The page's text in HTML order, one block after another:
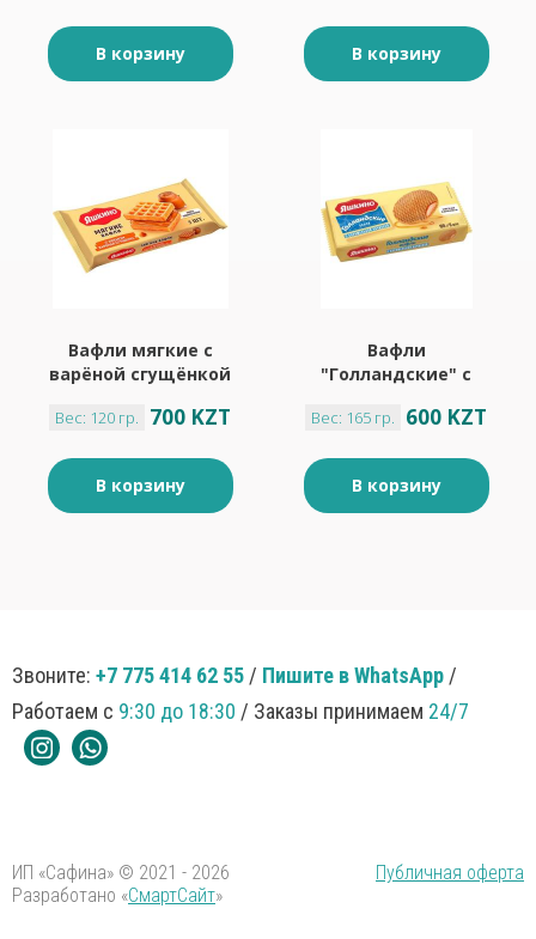
В корзину В корзину
Вафли мягкие с
варёной сгущёнкой
Вес: 120 гр. 700 KZT
В корзину
Вафли
"Голландские" с
начинкой Яшкино
Вес: 165 гр. 600 KZT
В корзину
Звоните: +7 775 414 62 55 / Пишите в WhatsApp /
Работаем с 9:30 до 18:30 / Заказы принимаем 24/7
ИП «Сафина» © 2021 - 2026
Публичная оферта
Разработано «СмартСайт»